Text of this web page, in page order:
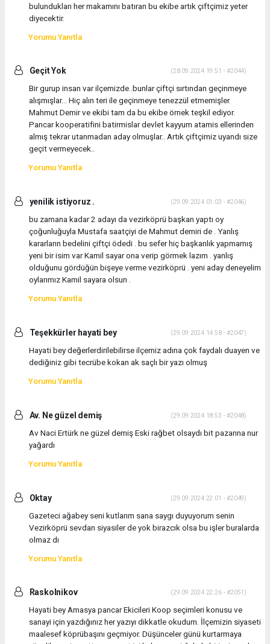
bulundukları her makamını batıran bu ekibe artık çiftçimiz yeter
diyecektir.
Yorumu Yanıtla
Geçit Yok (28.09.2024 19:51 - #2044)
Bir gurup insan var ilçemizde..bunlar çiftçi sırtından geçinmeye
alışmışlar... Hiç alın teri ile geçinmeye tenezzül etmemişler.
Mahmut Demir ve ekibi tam da bu ekibe örnek teşkil ediyor.
Pancar kooperatifini batirmislar devlet kayyum atamis ellerinden
almış tekrar utanmadan aday olmuşlar.. Artık çiftçimiz uyandı size
geçit vermeyecek..
Yorumu Yanıtla
yenilik istiyoruz . (29.09.2024 01:03 - #2046)
bu zamana kadar 2 adayı da vezirköprü başkan yaptı oy
çoğunluğuyla Mustafa saatçiyi de Mahmut demiri de . Yanlış
kararların bedelini çiftçi ödedi . bu sefer hiç başkanlık yapmamış
yeni bir isim var Kamil sayar ona verip görmek lazım . yanlış
olduğunu gördüğün bişeye verme vezirköprü . yeni aday deneyelim
oylarımız Kamil sayara olsun .
Yorumu Yanıtla
Teşekkürler hayati bey (29.09.2024 14:58 - #2047)
Hayati bey değerlerdirilebilirse ilçemiz adına çok faydalı duayen ve
dediğiniz gibi tecrübe kokan ak saçlı bir yazı olmuş
Yorumu Yanıtla
Av. Ne güzel demiş (29.09.2024 18:53 - #2048)
Av Naci Ertürk ne güzel demiş Eski rağbet olsaydı bit pazarına nur
yağardı
Yorumu Yanıtla
Oktay (29.09.2024 22:01 - #2049)
Gazeteci ağabey seni kutlarım sana saygı duyuyorum senin
Vezirköprü sevdan siyasiler de yok birazcık olsa bu işler buralarda
olmaz dı
Yorumu Yanıtla
Raskolnikov (29.09.2024 22:26 - #2051)
Hayati bey Amasya pancar Ekicileri Koop seçimleri konusu ve
sanayi için yazdığınız her yazıyı dikkatle okudum. İlçemizin siyaseti
maalesef köprübaşını geçmiyor. Düşünceler günü kurtarmaya